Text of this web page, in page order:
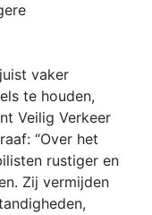
vaker
te houden,
Veilig Verkeer
“Over het
rustiger en
Zij vermijden